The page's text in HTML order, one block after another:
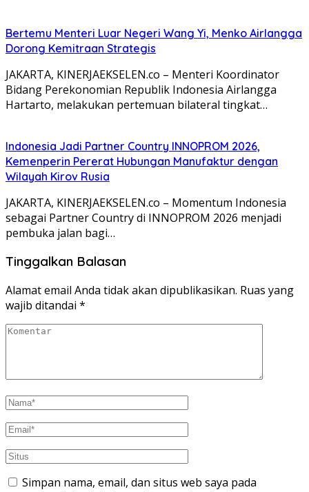
Bertemu Menteri Luar Negeri Wang Yi, Menko Airlangga
Dorong Kemitraan Strategis
JAKARTA, KINERJAEKSELEN.co – Menteri Koordinator
Bidang Perekonomian Republik Indonesia Airlangga
Hartarto, melakukan pertemuan bilateral tingkat…
Indonesia Jadi Partner Country INNOPROM 2026,
Kemenperin Pererat Hubungan Manufaktur dengan
Wilayah Kirov Rusia
JAKARTA, KINERJAEKSELEN.co – Momentum Indonesia
sebagai Partner Country di INNOPROM 2026 menjadi
pembuka jalan bagi…
Tinggalkan Balasan
Alamat email Anda tidak akan dipublikasikan. Ruas yang
wajib ditandai *
Simpan nama, email, dan situs web saya pada